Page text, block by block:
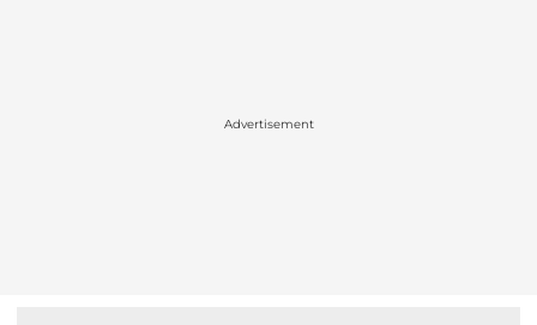
Advertisement